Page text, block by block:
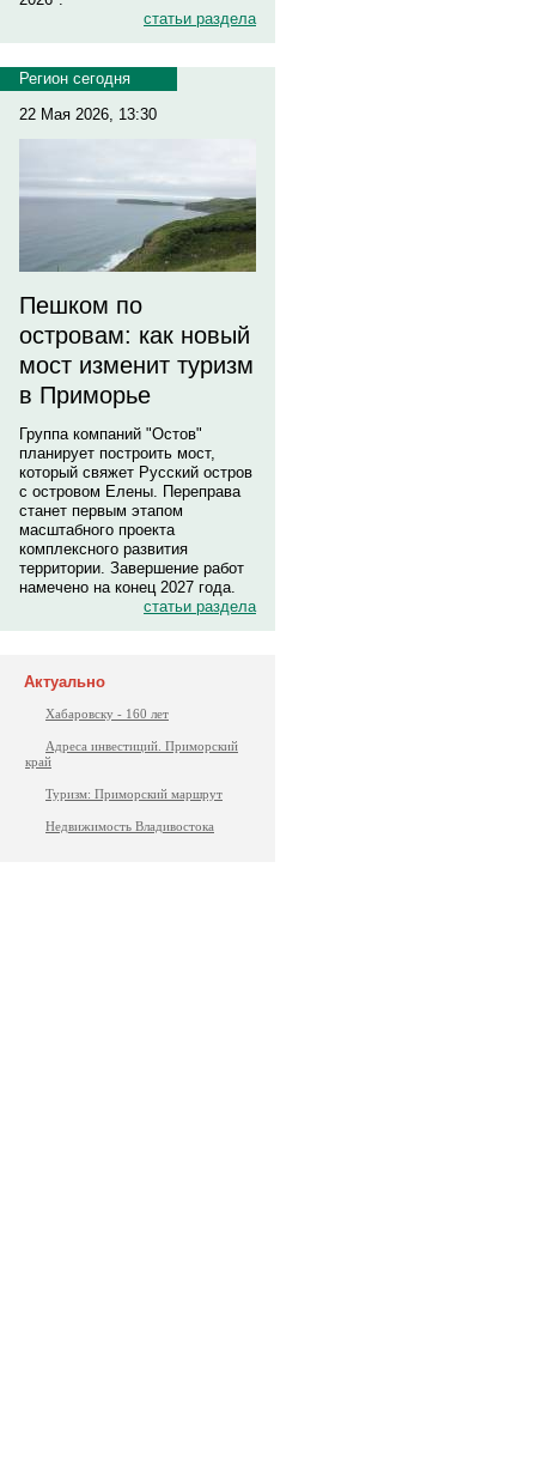
статьи раздела
Регион сегодня
22 Мая 2026, 13:30
Пешком по
островам: как новый
мост изменит туризм
в Приморье
Группа компаний "Остов"
планирует построить мост,
который свяжет Русский остров
с островом Елены. Переправа
станет первым этапом
масштабного проекта
комплексного развития
территории. Завершение работ
намечено на конец 2027 года.
статьи раздела
Актуально
Хабаровску - 160 лет
Адреса инвестиций. Приморский
край
Туризм: Приморский маршрут
Недвижимость Владивостока